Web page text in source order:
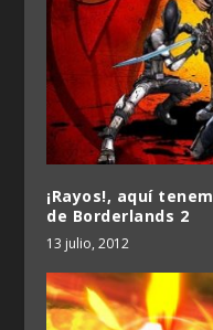
¡Rayos!, aquí
de Borderlands 2
13 julio, 2012